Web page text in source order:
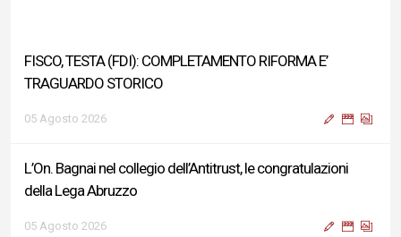
FISCO, TESTA (FDI): COMPLETAMENTO RIFORMA E’
TRAGUARDO STORICO
05 Agosto 2026
L’On. Bagnai nel collegio dell’Antitrust, le congratulazioni
della Lega Abruzzo
05 Agosto 2026